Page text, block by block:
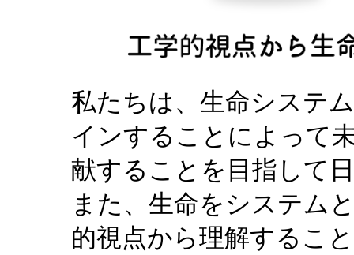
私たちは、生命システ
インすることによって
献することを目指して
また、生命をシステム
的視点から理解するこ